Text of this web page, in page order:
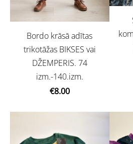
Bordo krāsā adītas
trikotāžas BIKSES vai
DŽEMPERIS. 74
izm.-140.izm.
€8.00